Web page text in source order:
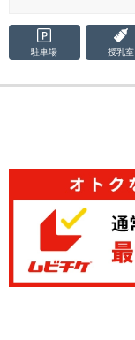
駐車場 授乳室